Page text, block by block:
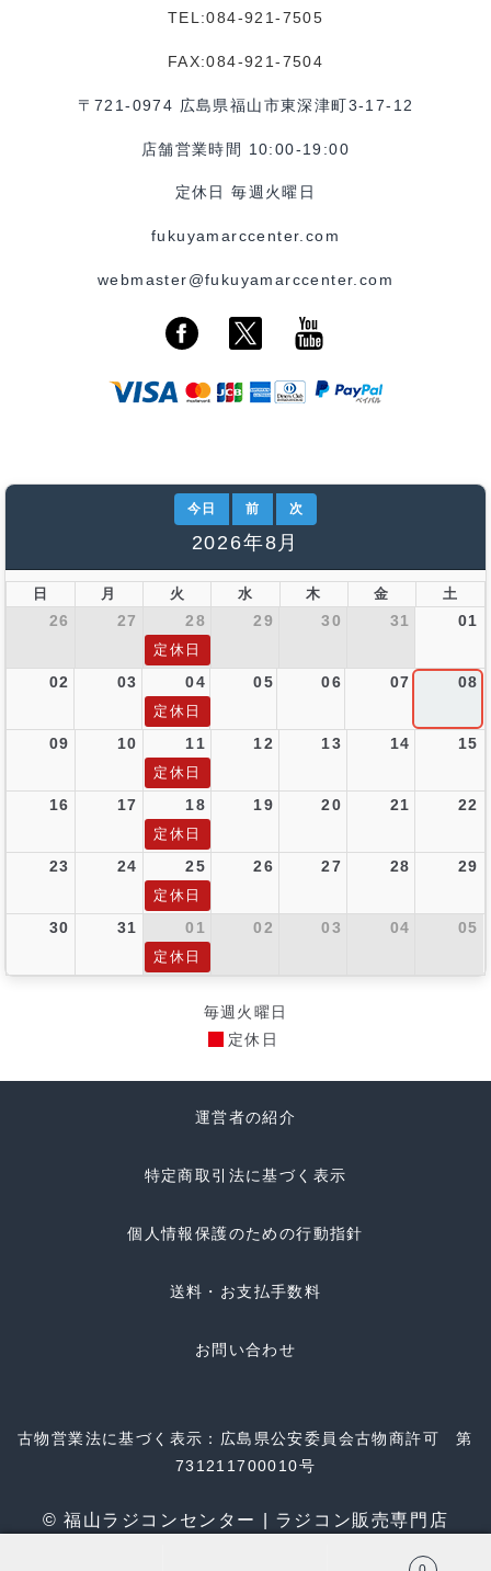
TEL:084-921-7505
FAX:084-921-7504
〒721-0974 広島県福山市東深津町3-17-12
店舗営業時間 10:00-19:00
定休日 毎週火曜日
fukuyamarccenter.com
webmaster@fukuyamarccenter.com
今日 前 次
2026年8月
日 月 火 水 木 金 土
26 27 28 29 30 31 01
定休日
02 03 04 05 06 07 08
定休日
09 10 11 12 13 14 15
定休日
16 17 18 19 20 21 22
定休日
23 24 25 26 27 28 29
定休日
30 31 01 02 03 04 05
定休日
毎週火曜日
定休日
運営者の紹介
特定商取引法に基づく表示
個人情報保護のための行動指針
送料・お支払手数料
お問い合わせ
古物営業法に基づく表示：広島県公安委員会古物商許可 第
731211700010号
© 福山ラジコンセンター | ラジコン販売専門店